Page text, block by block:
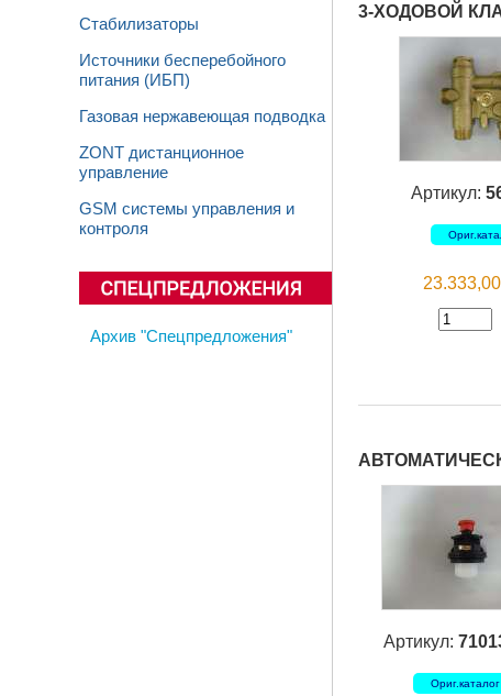
Стабилизаторы
Источники бесперебойного
питания (ИБП)
Газовая нержавеющая подводка
ZONT дистанционное
управление
GSM системы управления и
контроля
Архив "Спецпредложения"
3-ХОДОВОЙ
Артикул:
23.333,00
Артикул:
Ориг.каталог